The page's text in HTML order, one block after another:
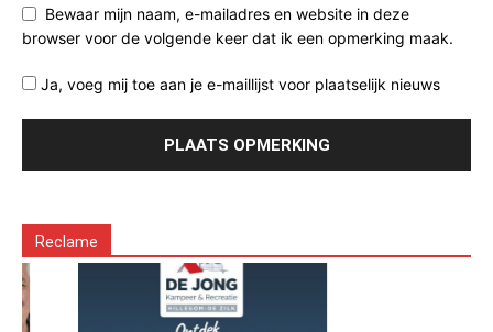
Bewaar mijn naam, e-mailadres en website in deze
browser voor de volgende keer dat ik een opmerking maak.
Ja, voeg mij toe aan je e-maillijst voor plaatselijk nieuws
Reclame